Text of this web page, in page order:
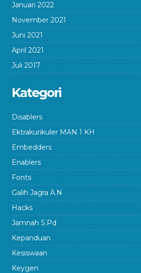
Januari 2022
November 2021
Juni 2021
April 2021
Juli 2017
Kategori
Disablers
Ektrakurikuler MAN 1 KH
Embedders
Enablers
Fonts
Galih Jagra A.N
Hacks
Jamnah S.Pd
Kepanduan
Kesiswaan
Keygen